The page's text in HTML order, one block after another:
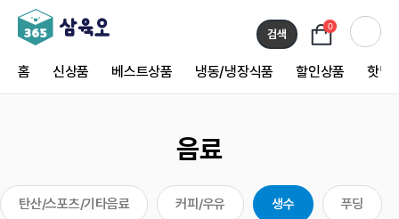
홈 신상품 베스트상품 냉동/냉장식품 할인상품 핫딜
검색
0
음료
탄산/스포츠/기타음료 커피/우유 생수 푸딩